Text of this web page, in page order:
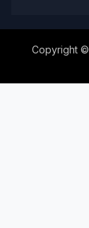
Copyright ©